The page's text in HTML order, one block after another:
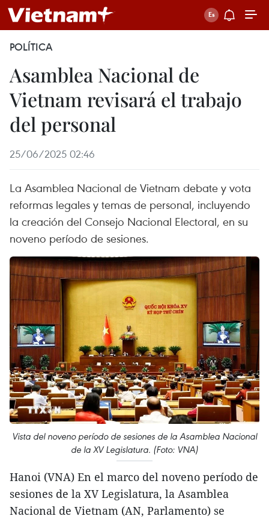
POLÍTICA
Asamblea Nacional de
Vietnam revisará el trabajo
del personal
25/06/2025 02:46
La Asamblea Nacional de Vietnam debate y vota
reformas legales y temas de personal, incluyendo
la creación del Consejo Nacional Electoral, en su
noveno período de sesiones.
Vista del noveno período de sesiones de la Asamblea Nacional
de la XV Legislatura. (Foto: VNA)
Hanoi (VNA) En el marco del noveno período de
sesiones de la XV Legislatura, la Asamblea
Nacional de Vietnam (AN, Parlamento) se